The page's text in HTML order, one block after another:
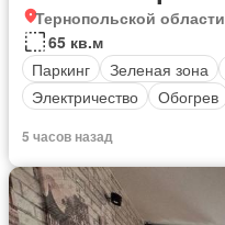
Тернопольской области
65 кв.м
Паркинг
Зеленая зона
Электричество
Обогрев
5 часов назад